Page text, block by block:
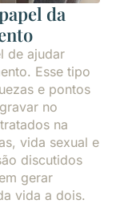
da
de ajudar
Esse tipo
e pontos
no
na
vida sexual e
discutidos
gerar
vida a dois.